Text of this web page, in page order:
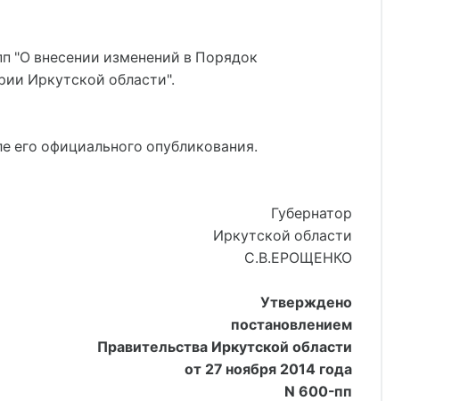
"О внесении изменений в Порядок
Иркутской области".
его официального опубликования.
Губернатор
Иркутской области
С.В.ЕРОЩЕНКО
Утверждено
постановлением
Правительства Иркутской области
от 27 ноября 2014 года
N 600-пп